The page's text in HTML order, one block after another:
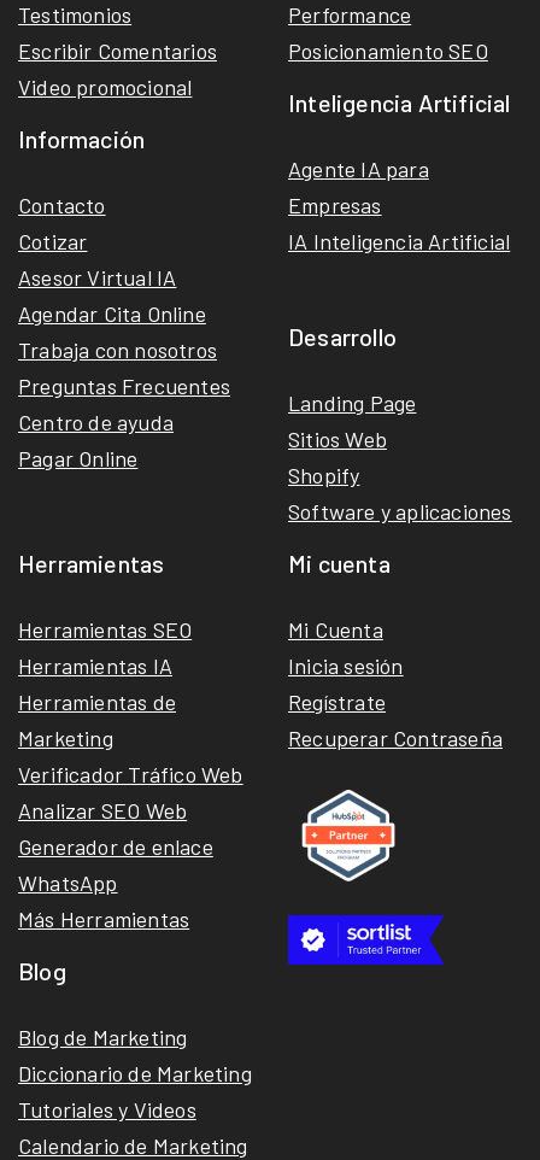
Testimonios
Escribir Comentarios
Video promocional
Información
Contacto
Cotizar
Asesor Virtual IA
Agendar Cita Online
Trabaja con nosotros
Preguntas Frecuentes
Centro de ayuda
Pagar Online
Performance
Posicionamiento SEO
Inteligencia Artificial
Agente IA para
Empresas
IA Inteligencia Artificial
Desarrollo
Landing Page
Sitios Web
Shopify
Software y aplicaciones
Herramientas
Herramientas SEO
Herramientas IA
Herramientas de
Marketing
Verificador Tráfico Web
Analizar SEO Web
Generador de enlace
WhatsApp
Más Herramientas
Blog
Blog de Marketing
Diccionario de Marketing
Tutoriales y Videos
Calendario de Marketing
Mi cuenta
Mi Cuenta
Inicia sesión
Regístrate
Recuperar Contraseña